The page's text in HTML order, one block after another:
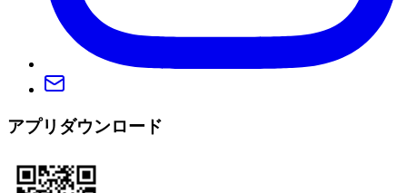
アプリダウンロード